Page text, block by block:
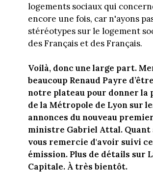
logements sociaux qui
encore une fois, car n'ayons
stéréotypes sur le logement
des Français et des Français.
Voilà, donc une large part.
beaucoup Renaud Payre
notre plateau pour donner la
de la Métropole de Lyon sur
annonces du nouveau premier
ministre Gabriel Attal. Quant
vous remercie d'avoir suivi
émission. Plus de détails sur
Capitale. À très bientôt.